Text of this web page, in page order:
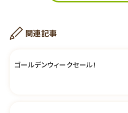
関連記事
ゴールデンウィークセール！